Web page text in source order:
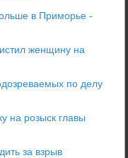
в Приморье -
женщину на
по делу
на розыск главы
за взрыв